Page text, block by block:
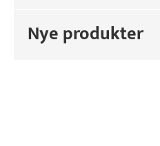
Nye produkter